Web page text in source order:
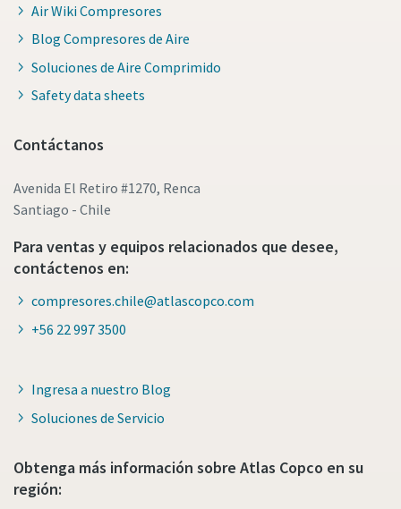
Air Wiki Compresores
Blog Compresores de Aire
Soluciones de Aire Comprimido
Safety data sheets
Contáctanos
Avenida El Retiro #1270, Renca
Santiago - Chile
Para ventas y equipos relacionados que desee,
contáctenos en:
compresores.chile@atlascopco.com
+56 22 997 3500
Ingresa a nuestro Blog
Soluciones de Servicio
Obtenga más información sobre Atlas Copco en su
región: